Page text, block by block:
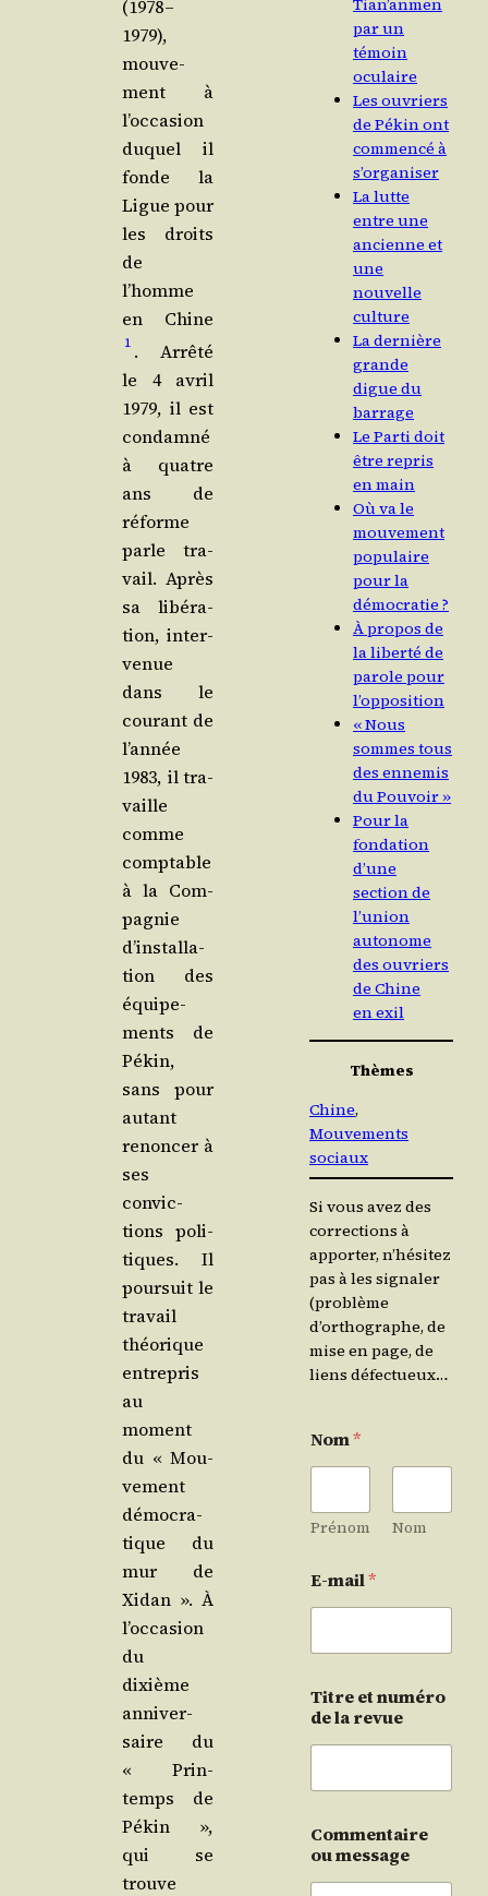
(1978 –
1979),
mou­ve­
ment à
l’oc­ca­sion
duquel il
fonde la
Ligue pour
les droits
de
l’homme
en Chine
1 . Arrê­té
le 4 avril
1979, il est
condam­né
à quatre
ans de
réforme
parle tra­
vail. Après
sa libé­ra­
tion, inter­
ve­nue
dans le
cou­rant de
l’an­née
1983, il tra­
vaille
comme
comp­table
à la Com­
pa­gnie
d’ins­tal­la­
tion des
équi­pe­
ments de
Pékin,
sans pour
autant
renon­cer à
ses
convic­
tions poli­
tiques. Il
pour­suit le
tra­vail
théo­rique
entre­pris
au
moment
du « Mou­
ve­ment
démo­cra­
tique du
mur de
Xidan ». À
l’oc­ca­sion
du
dixième
anni­ver­
saire du
« Prin­
temps de
Pékin »,
qui se
trouve
Tian’anmen
par un
témoin
oculaire
Les ouvriers
de Pékin ont
commencé à
s’organiser
La lutte
entre une
ancienne et
une
nouvelle
culture
La dernière
grande
digue du
barrage
Le Parti doit
être repris
en main
Où va le
mouvement
populaire
pour la
démocratie ?
À propos de
la liberté de
parole pour
l’opposition
« Nous
sommes tous
des ennemis
du Pouvoir »
Pour la
fondation
d’une
section de
l’union
autonome
des ouvriers
de Chine
en exil
Thèmes
Chine
Mouvements
sociaux
Si vous avez des
corrections à
apporter, n’hésitez
pas à les signaler
(problème
d’orthographe, de
mise en page, de
liens défectueux…
Nom*
Prénom Nom
E-mail*
Titre et numéro
de la revue
Commentaire
ou message